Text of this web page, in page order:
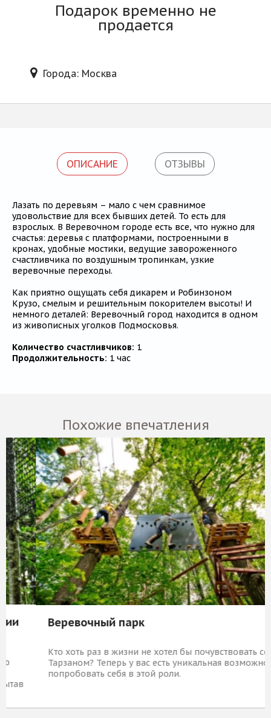
Подарок временно не
продается
Города: Москва
ОПИСАНИЕ ОТЗЫВЫ
Лазать по деревьям – мало с чем сравнимое
удовольствие для всех бывших детей. То есть для
взрослых. В Веревочном городе есть все, что нужно для
счастья: деревья с платформами, построенными в
кронах, удобные мостики, ведущие завороженного
счастливчика по воздушным тропинкам, узкие
веревочные переходы.
Как приятно ощущать себя дикарем и Робинзоном
Крузо, смелым и решительным покорителем высоты! И
немного деталей: Веревочный город находится в одном
из живописных уголков Подмосковья.
Количество счастливчиков: 1
Продолжительность: 1 час
Похожие впечатления
Веревочный парк
Кто хоть раз в жизни не хотел бы почувствовать себя
Тарзаном? Теперь у вас есть уникальная возможность
попробовать себя в этой роли.